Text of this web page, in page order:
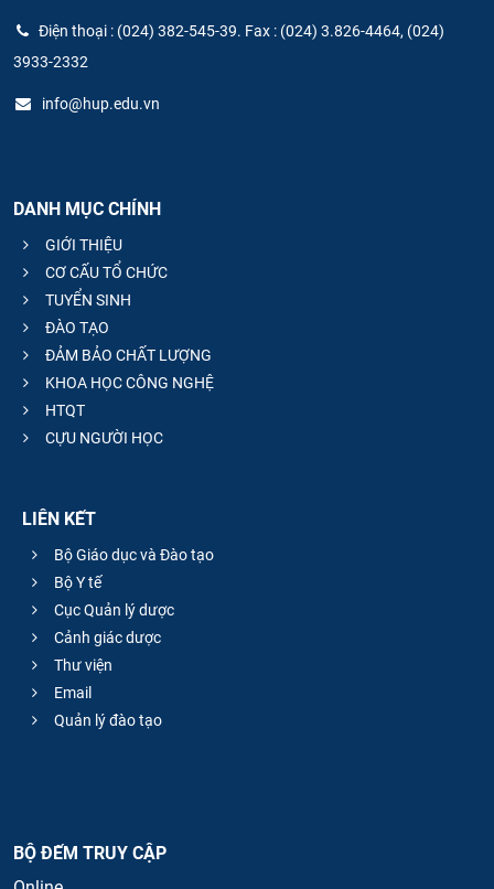
Điện thoại : (024) 382-545-39. Fax : (024) 3.826-4464, (024)
3933-2332
info@hup.edu.vn
DANH MỤC CHÍNH
GIỚI THIỆU
CƠ CẤU TỔ CHỨC
TUYỂN SINH
ĐÀO TẠO
ĐẢM BẢO CHẤT LƯỢNG
KHOA HỌC CÔNG NGHỆ
HTQT
CỰU NGƯỜI HỌC
LIÊN KẾT
Bộ Giáo dục và Đào tạo
Bộ Y tế
Cục Quản lý dược
Cảnh giác dược
Thư viện
Email
Quản lý đào tạo
BỘ ĐẾM TRUY CẬP